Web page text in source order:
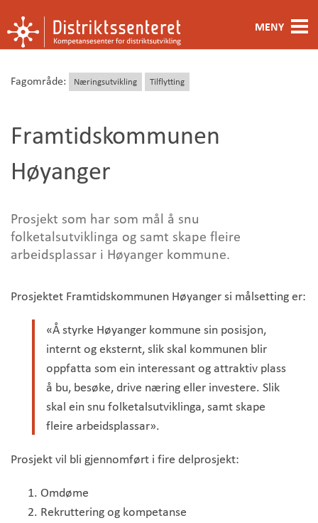
MENY
Ansatte
Kontakt oss
Fagområde: Næringsutvikling Tilflytting
Framtidskommunen
Høyanger
Prosjekt som har som mål å snu
folketalsutviklinga og samt skape fleire
arbeidsplassar i Høyanger kommune.
Prosjektet Framtidskommunen Høyanger si målsetting er:
«Å styrke Høyanger kommune sin posisjon,
internt og eksternt, slik skal kommunen blir
oppfatta som ein interessant og attraktiv plass
å bu, besøke, drive næring eller investere. Slik
skal ein snu folketalsutviklinga, samt skape
fleire arbeidsplassar».
Prosjekt vil bli gjennomført i fire delprosjekt:
Omdøme
Rekruttering og kompetanse